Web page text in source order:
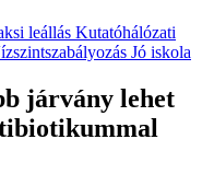
leállás Kutatóhálózati
Jó iskola
járvány lehet